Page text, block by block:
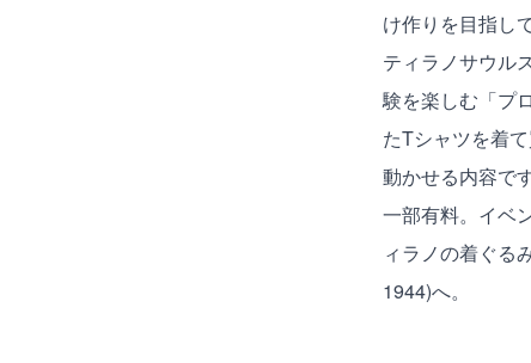
け作りを目指し
ティラノサウル
験を楽しむ「プ
たTシャツを着
動かせる内容です
一部有料。イベ
ィラノの着ぐる
1944)へ。